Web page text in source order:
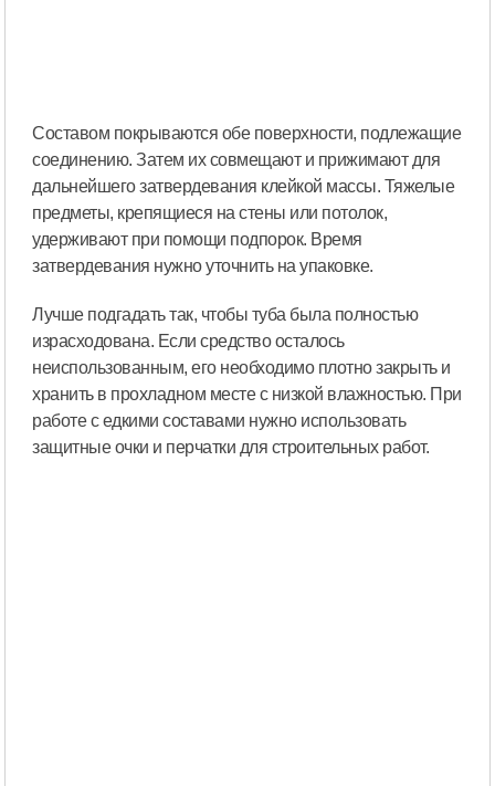
Составом покрываются обе поверхности, подлежащие
соединению. Затем их совмещают и прижимают для
дальнейшего затвердевания клейкой массы. Тяжелые
предметы, крепящиеся на стены или потолок,
удерживают при помощи подпорок. Время
затвердевания нужно уточнить на упаковке.
Лучше подгадать так, чтобы туба была полностью
израсходована. Если средство осталось
неиспользованным, его необходимо плотно закрыть и
хранить в прохладном месте с низкой влажностью. При
работе с едкими составами нужно использовать
защитные очки и перчатки для строительных работ.